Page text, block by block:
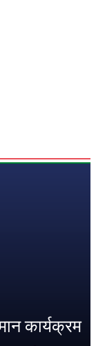
कार्यक्रम